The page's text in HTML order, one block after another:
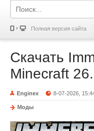
Полная версия сайта
Скачать
Minecraft
Enginex 8-07-2026,
Моды